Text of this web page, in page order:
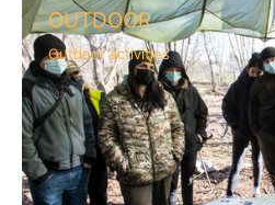
OUTDOOR
Outdoor activities